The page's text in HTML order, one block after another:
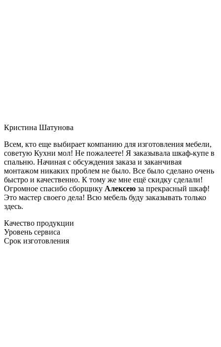
Кристина Шатунова
Всем, кто еще выбирает компанию для изготовления мебели,
советую Кухни мол! Не пожалеете! Я заказывала шкаф-купе в
спальню. Начиная с обсуждения заказа и заканчивая
монтажом никаких проблем не было. Все было сделано очень
быстро и качественно. К тому же мне ещё скидку сделали!
Огромное спасибо сборщику Алексею за прекрасный шкаф!
Это мастер своего дела! Всю мебель буду заказывать только
здесь.
Качество продукции
Уровень сервиса
Срок изготовления